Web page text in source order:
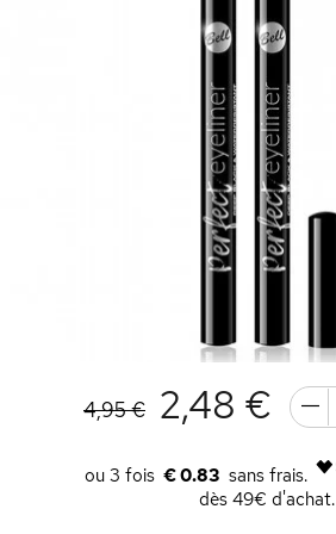
4,95 € 2,48 €
€ 0.83
dès 49€ d'achat.